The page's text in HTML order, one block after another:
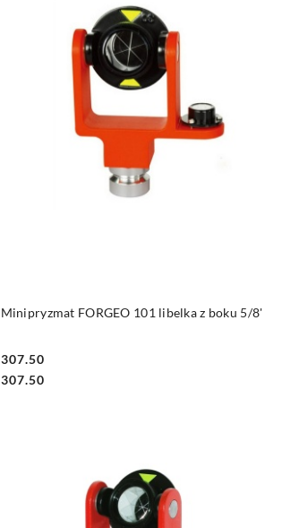
Minipryzmat FORGEO 101 libelka z boku 5/8'
Cena:
307.50
Cena:
307.50